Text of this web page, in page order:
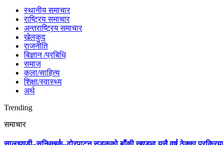
स्थानीय समाचार
राष्ट्रिय समाचार
अन्तराष्ट्रिय समाचार
खेलकुद
राजनीति
बिज्ञान /प्रबिधि
समाज
कला/साहित्य
शिक्षा/स्वास्थ्य
अर्थ
Trending
समाचार